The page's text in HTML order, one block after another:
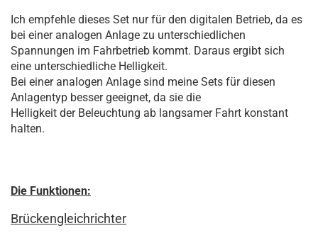
Ich empfehle dieses Set nur für den digitalen Betrieb, da es
bei einer analogen Anlage zu unterschiedlichen
Spannungen im Fahrbetrieb kommt. Daraus ergibt sich
eine unterschiedliche Helligkeit.
Bei einer analogen Anlage sind meine Sets für diesen
Anlagentyp besser geeignet, da sie die
Helligkeit der Beleuchtung ab langsamer Fahrt konstant
halten.
Die Funktionen:
Brückengleichrichter